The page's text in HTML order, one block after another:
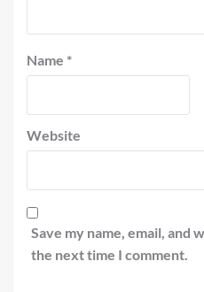
Name *
Website
Save my name, email, and
the next time I comment.